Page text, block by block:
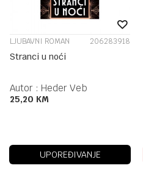
LJUBAVNI ROMAN 206283918
Stranci u noći
Autor : Heder Veb
25,20 KM
UPOREĐIVANJE